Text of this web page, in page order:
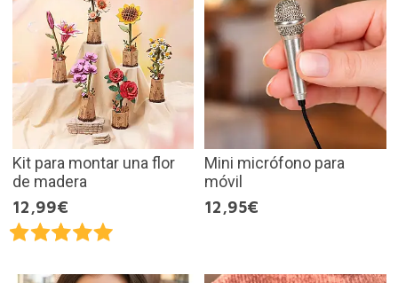
Kit para montar una flor
de madera
12,99€
Mini micrófono para
móvil
12,95€